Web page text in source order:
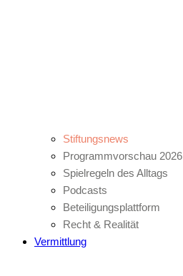
Stiftungsnews
Programmvorschau 2026
Spielregeln des Alltags
Podcasts
Beteiligungsplattform
Recht & Realität
Vermittlung